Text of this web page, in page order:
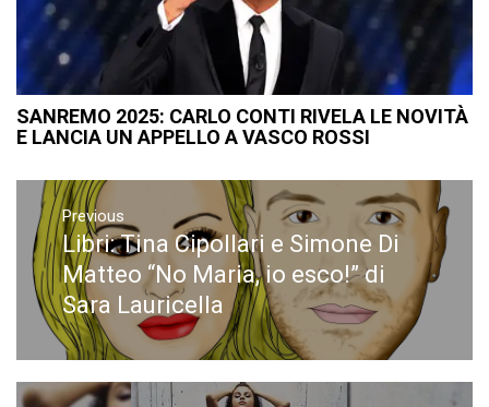
SANREMO 2025: CARLO CONTI RIVELA LE NOVITÀ
E LANCIA UN APPELLO A VASCO ROSSI
Navigazione
articoli
Previous
Previous
post:
Libri: Tina Cipollari e Simone Di
Matteo “No Maria, io esco!” di
Sara Lauricella